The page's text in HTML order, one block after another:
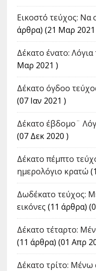
Εικοστό τεύχος: Να
άρθρα) (21 Μαρ 2021
Δέκατο ένατο: Λόγια
Μαρ 2021 )
Δέκατο όγδοο
(07 Ιαν 2021 )
Δέκατο έβδομο¨
(07 Δεκ 2020 )
Δέκατο πέμπτο
ημερολόγιο κρατώ
Δωδέκατο τεύχος:
εικόνες (11 άρθρα)
Δέκατο τέταρτο:
(11 άρθρα) (01 Απρ
Δέκατο τρίτο: Μένω